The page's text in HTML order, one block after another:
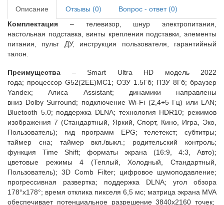
Описание Отзывы (0) Вопрос - ответ (0)
Комплектация – телевизор, шнур электропитания,
настольная подставка, винты крепления подставки, элементы
питания, пульт ДУ, инструкция пользователя, гарантийный
талон.
Преимущества – Smart Ultra HD
модель 2022
года; процессор G52(2EE)MC1; ОЗУ 1.5Гб; ПЗУ 8Гб; браузер
Yandex; Алиса Assistant;
динамики направлены
вниз Dolby Surround; подключение Wi-Fi (2,4+5 Гц) или LAN;
Bluetooth 5.0; поддержка DLNA; технология HDR10; режимов
изображения 7 (Стандартный, Яркий, Спорт, Кино, Игра, Эко,
Пользователь); гид программ EPG; телетекст; субтитры;
таймер сна; таймер вкл./выкл.; родительский контроль;
функция Time Shift; форматы экрана (16:9, 4:3, Авто);
цветовые режимы 4 (Теплый, Холодный, Стандартный,
Пользователь); 3D Comb Filter; цифровое шумоподавление;
прогрессивная развертка; поддержка DLNA; угол обзора
178°х178°; время отклика пикселя 6,5 мс; матрица экрана MVA
обеспечивает потенциальное разрешение 3840x2160 точек;